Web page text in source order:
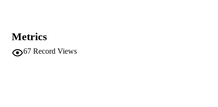
PUBLISHER
NUMBER OF
Metrics
67 Record Views